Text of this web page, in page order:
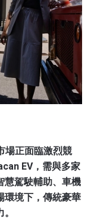
場正面臨激烈競
EV，需與多家
慧駕駛輔助、車機
環境下，傳統豪華